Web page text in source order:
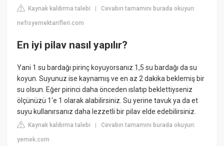
Kaynak kaldırma talebi |Cevabın tamamını burada okuyun:
nefisyemektarifleri.com
En iyi pilav nasıl yapılır?
Yani 1 su bardağı pirinç koyuyorsanız 1,5 su bardağı da su
koyun. Suyunuz ise kaynamış ve en az 2 dakika beklemiş bir
su olsun. Eğer pirinci daha önceden ıslatıp beklettiyseniz
ölçünüzü 1'e 1 olarak alabilirsiniz. Su yerine tavuk ya da et
suyu kullanırsanız daha lezzetli bir pilav elde edebilirsiniz.
Kaynak kaldırma talebi |Cevabın tamamını burada okuyun:
yemek.com